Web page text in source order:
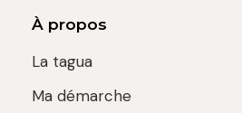
À propos
La tagua
Ma démarche